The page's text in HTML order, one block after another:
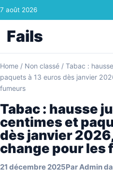
Skip to content
7 août 2026
Fails
Home / Non classé / Tabac :
paquets à 13 euros dès janvier
fumeurs
Tabac : hausse
centimes et
dès janvier
change pour les
21 décembre 2025ParAdmin